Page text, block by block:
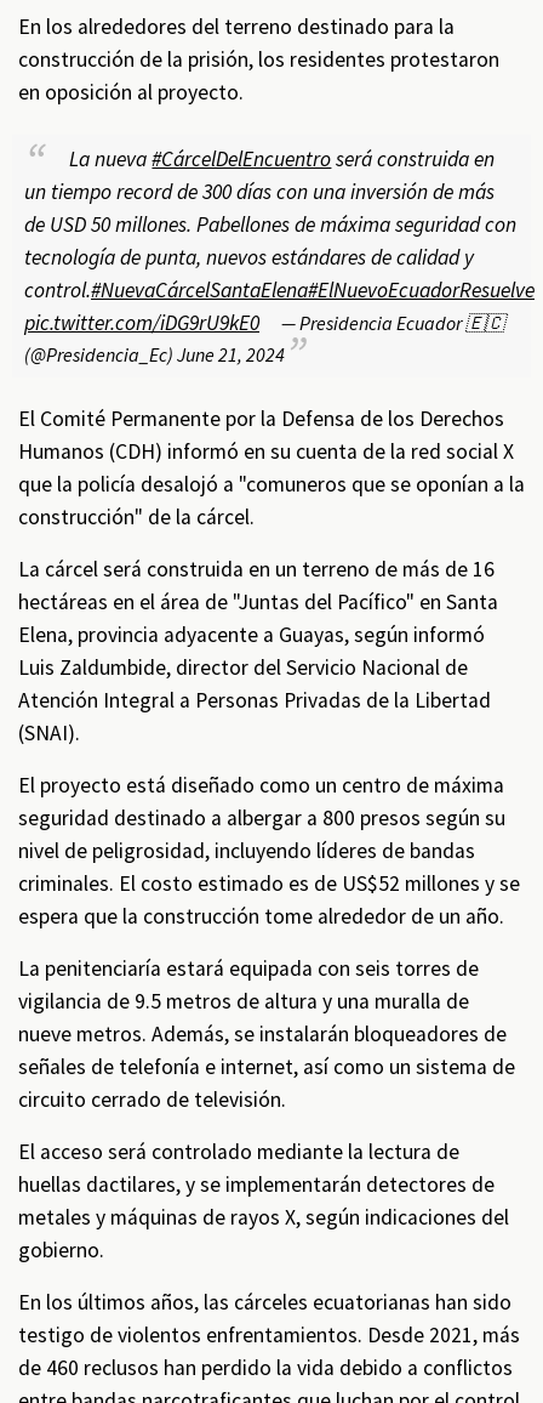
En los alrededores del terreno destinado para la
construcción de la prisión, los residentes protestaron
en oposición al proyecto.
La nueva#CárcelDelEncuentroserá construida en
un tiempo record de 300 días con una inversión de más
de USD 50 millones. Pabellones de máxima seguridad con
tecnología de punta, nuevos estándares de calidad y
control.#NuevaCárcelSantaElena#ElNuevoEcuadorResuelve
pic.twitter.com/iDG9rU9kE0
— Presidencia Ecuador 🇪🇨
(@Presidencia_Ec) June 21, 2024
El Comité Permanente por la Defensa de los Derechos
Humanos (CDH) informó en su cuenta de la red social X
que la policía desalojó a "comuneros que se oponían a la
construcción" de la cárcel.
La cárcel será construida en un terreno de más de 16
hectáreas en el área de "Juntas del Pacífico" en Santa
Elena, provincia adyacente a Guayas, según informó
Luis Zaldumbide, director del Servicio Nacional de
Atención Integral a Personas Privadas de la Libertad
(SNAI).
El proyecto está diseñado como un centro de máxima
seguridad destinado a albergar a 800 presos según su
nivel de peligrosidad, incluyendo líderes de bandas
criminales. El costo estimado es de US$52 millones y se
espera que la construcción tome alrededor de un año.
La penitenciaría estará equipada con seis torres de
vigilancia de 9.5 metros de altura y una muralla de
nueve metros. Además, se instalarán bloqueadores de
señales de telefonía e internet, así como un sistema de
circuito cerrado de televisión.
El acceso será controlado mediante la lectura de
huellas dactilares, y se implementarán detectores de
metales y máquinas de rayos X, según indicaciones del
gobierno.
En los últimos años, las cárceles ecuatorianas han sido
testigo de violentos enfrentamientos. Desde 2021, más
de 460 reclusos han perdido la vida debido a conflictos